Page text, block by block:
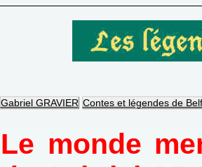
Gabriel GRAVIER Contes et légendes de
Le monde